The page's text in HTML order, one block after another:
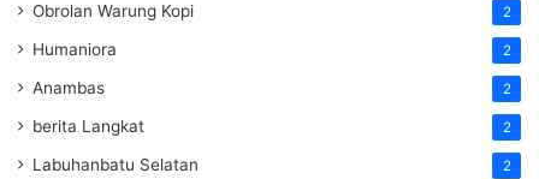
Obrolan Warung Kopi 2
Humaniora 2
Anambas 2
berita Langkat 2
Labuhanbatu Selatan 2